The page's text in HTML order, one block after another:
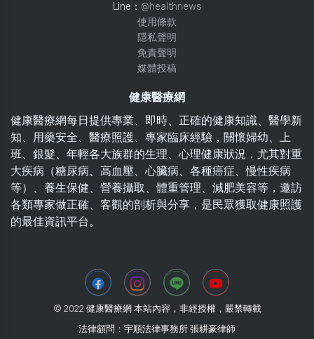
Line： @healthnews
使用條款
隱私聲明
免責聲明
媒體投稿
健康醫療網
健康醫療網每日提供專業、即時、正確的健康知識、醫學新
知、用藥安全、醫療照護、專家臨床經驗，關懷婦幼、上
班、銀髮、年輕各大族群的生理、心理健康狀況，尤其對重
大疾病（糖尿病、高血壓、心臟病、各種癌症、慢性疾病
等）、養生保健、營養攝取、體重管理、減肥美容等，邀訪
各類專家做正確、客觀的剖析與分享，是民眾獲取健康照護
的最佳資訊平台。
© 2022 健康醫療網 本站內容，非經授權，嚴禁轉載
法律顧問：宇順法律事務所 張耕豪律師